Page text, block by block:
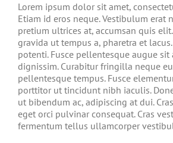
Lorem ipsum dolor sit amet,
Etiam id eros neque. Vestibulum erat
pretium ultrices at, accumsan quis
gravida ut tempus a, pharetra et
potenti. Fusce pellentesque augue
dignissim. Curabitur fringilla neque
pellentesque tempus. Fusce
porttitor ut tincidunt nibh iaculis.
ut bibendum ac, adipiscing at dui.
eget orci pulvinar consequat. Cras
fermentum tellus ullamcorper